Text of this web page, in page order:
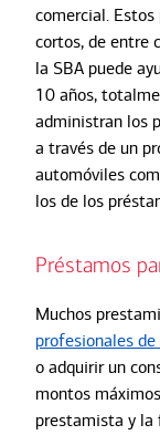
comercial.
cortos, de entre
la SBA puede
10 años,
administran los
a través de un
automóviles
los de los
Préstamos
Muchos
profesionales
o adquirir un
montos
prestamista y la